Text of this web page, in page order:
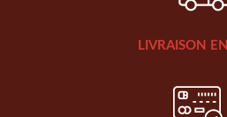
LIVRAISON